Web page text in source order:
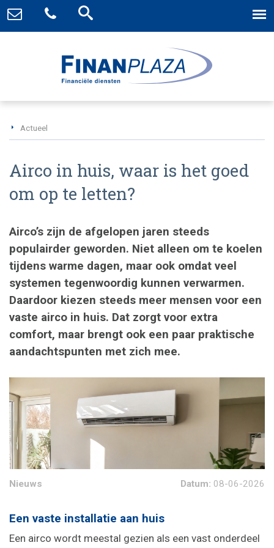
Actueel
Airco in huis, waar is het goed
om op te letten?
Airco’s zijn de afgelopen jaren steeds
populairder geworden. Niet alleen om te koelen
tijdens warme dagen, maar ook omdat veel
systemen tegenwoordig kunnen verwarmen.
Daardoor kiezen steeds meer mensen voor een
vaste airco in huis. Dat zorgt voor extra
comfort, maar brengt ook een paar praktische
aandachtspunten met zich mee.
Nieuws Datum: 08-06-2026
Een vaste installatie aan huis
Een airco wordt meestal gezien als een vast onderdeel